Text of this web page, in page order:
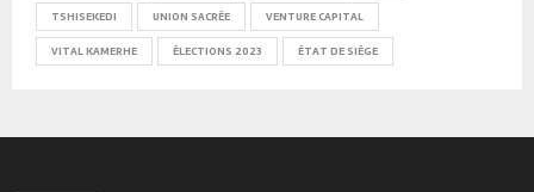
TSHISEKEDI UNION SACRÉE VENTURE CAPITAL
VITAL KAMERHE ÉLECTIONS 2023 ÉTAT DE SIÈGE